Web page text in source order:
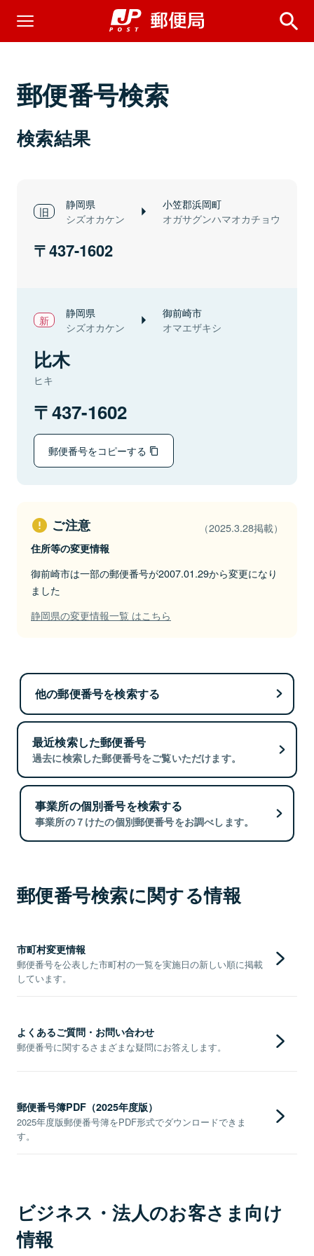
郵便番号検索
検索結果
静岡県
シズオカケン
小笠郡浜岡町
オガサグンハマオカチョウ
437-1602
静岡県
シズオカケン
御前崎市
オマエザキシ
比木
ヒキ
437-1602
郵便番号をコピーする
ご注意 （2025.3.28掲載）
住所等の変更情報
御前崎市は一部の郵便番号が2007.01.29から変更になり
ました
静岡県の変更情報一覧 はこちら
他の郵便番号を検索する
最近検索した郵便番号
過去に検索した郵便番号をご覧いただけます。
事業所の個別番号を検索する
事業所の７けたの個別郵便番号をお調べします。
郵便番号検索に関する情報
市町村変更情報
郵便番号を公表した市町村の一覧を実施日の新しい順に掲載
しています。
よくあるご質問・お問い合わせ
郵便番号に関するさまざまな疑問にお答えします。
郵便番号簿PDF（2025年度版）
2025年度版郵便番号簿をPDF形式でダウンロードできま
す。
ビジネス・法人のお客さま向け
情報